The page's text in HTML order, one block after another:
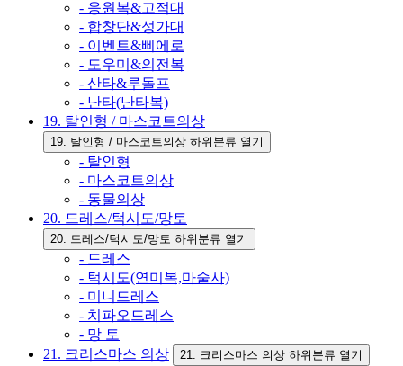
- 응원복&고적대
- 합창단&성가대
- 이벤트&삐에로
- 도우미&의전복
- 산타&루돌프
- 난타(난타복)
19. 탈인형 / 마스코트의상
19. 탈인형 / 마스코트의상 하위분류 열기
- 탈인형
- 마스코트의상
- 동물의상
20. 드레스/턱시도/망토
20. 드레스/턱시도/망토 하위분류 열기
- 드레스
- 턱시도(연미복,마술사)
- 미니드레스
- 치파오드레스
- 망 토
21. 크리스마스 의상
21. 크리스마스 의상 하위분류 열기